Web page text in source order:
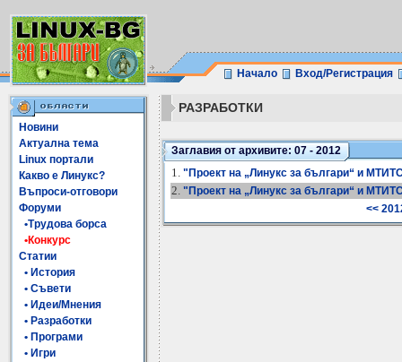
Начало Вход/Регистрация
Новини
Актуална тема
Linux портали
Какво е Линукс?
Въпроси-отговори
Форуми
•Трудова борса
•Конкурс
Статии
• История
• Съвети
• Идеи/Мнения
• Разработки
• Програми
• Игри
РАЗРАБОТКИ
Заглавия от архивите: 07 - 2012
1. "Проект на „Линукс за българи“ и
2. "Проект на „Линукс за българи“ и
<<